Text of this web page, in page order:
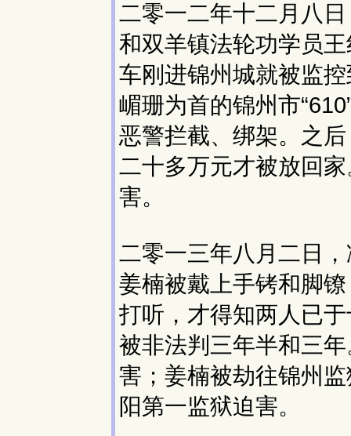
二零一二年十二月八
和双羊镇法轮功学员
车刚进锦州城就被监
嵋珊为首的锦州市
恶警拦截、绑架。之
二十多万元才被放回
害。
二零一三年八月二日
姜楠被戴上手铐和脚
打听，才得知两人已
被非法判三年半和三
害；姜楠被劫往锦州
阳第一监狱迫害。